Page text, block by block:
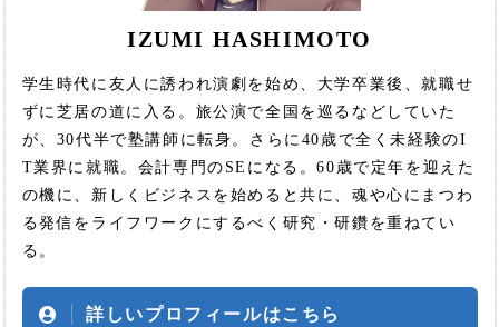
IZUMI HASHIMOTO
学生時代に友人に誘われ演劇を始め、大学卒業後、就職せ
ずに芝居の道に入る。旅公演で全国を巡るなどしていた
が、30代半で塾講師に転身。さらに40歳で全く未経験のI
T業界に就職。会計専門のSEになる。60歳で定年を迎えた
の機に、新しくビジネスを始めると共に、魂や心にまつわ
る発信をライフワークにするべく研究・研鑽を重ねてい
る。
詳しいプロフィールはこちら